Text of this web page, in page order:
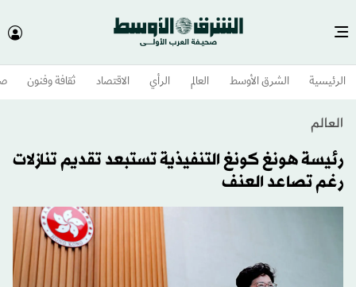
الرئيسية الشرق الأوسط​ العالم الرأي الاقتصاد ثقافة وفنون
العالم
رئيسة هونغ كونغ التنفيذية تستبعد تقديم تنازلات
رغم تصاعد العنف